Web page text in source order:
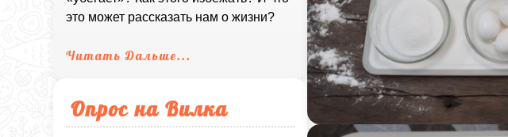
это может рассказать нам о жизни?
Читать Дальше...
Опрос на Вилка